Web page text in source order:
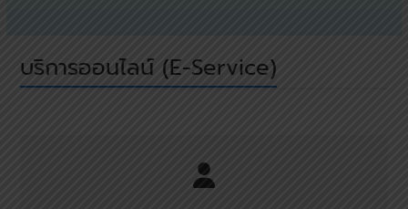
บริการออนไลน์ (E-Service)